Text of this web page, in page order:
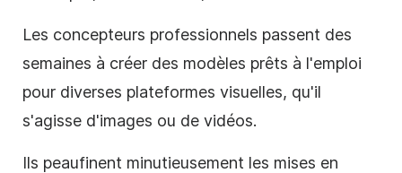
Les concepteurs professionnels passent des
semaines à créer des modèles prêts à l'emploi
pour diverses plateformes visuelles, qu'il
s'agisse d'images ou de vidéos.
Ils peaufinent minutieusement les mises en